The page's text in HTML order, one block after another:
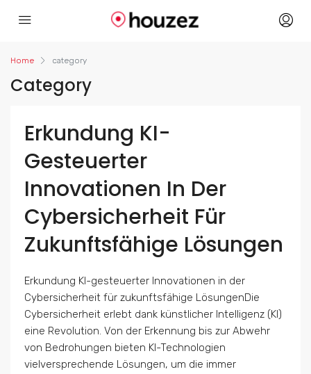
Home category
Category
Erkundung KI-
Gesteuerter
Innovationen In Der
Cybersicherheit Für
Zukunftsfähige Lösungen
Erkundung KI-gesteuerter Innovationen in der
Cybersicherheit für zukunftsfähige LösungenDie
Cybersicherheit erlebt dank künstlicher Intelligenz (KI)
eine Revolution. Von der Erkennung bis zur Abwehr
von Bedrohungen bieten KI-Technologien
vielversprechende Lösungen, um die immer